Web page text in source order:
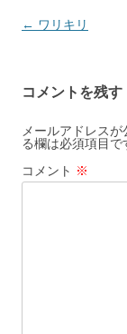
投
ビ
ゲ
ー
シ
← ワリキリ
コメントを残す
メールアドレスが
る欄は必須項目で
コメント ※